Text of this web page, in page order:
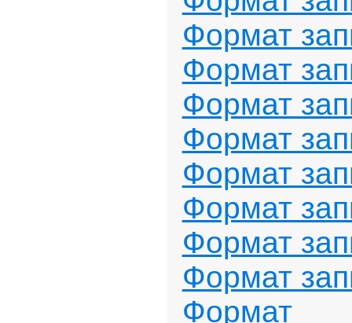
Формат
Формат
Формат
Формат
Формат
Формат
Формат
Формат